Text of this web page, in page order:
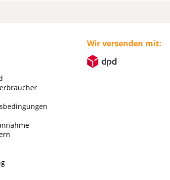
Wir versenden mit: